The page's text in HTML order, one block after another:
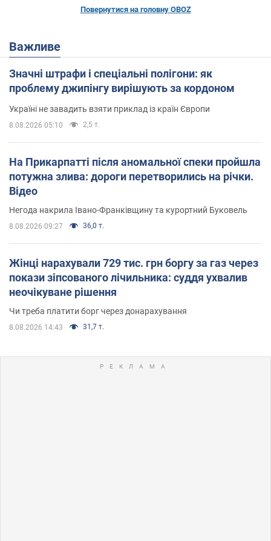
Повернутися на головну OBOZ
Важливе
Значні штрафи і спеціальні полігони: як
проблему джипінгу вирішують за кордоном
Україні не завадить взяти приклад із країн Європи
8.08.2026 05:10 2,5 т.
На Прикарпатті після аномальної спеки пройшла
потужна злива: дороги перетворились на річки.
Відео
Негода накрила Івано-Франківщину та курортний Буковель
8.08.2026 09:27 36,0 т.
Жінці нарахували 729 тис. грн боргу за газ через
покази зіпсованого лічильника: суддя ухвалив
неочікуване рішення
Чи треба платити борг через донарахування
8.08.2026 14:43 31,7 т.